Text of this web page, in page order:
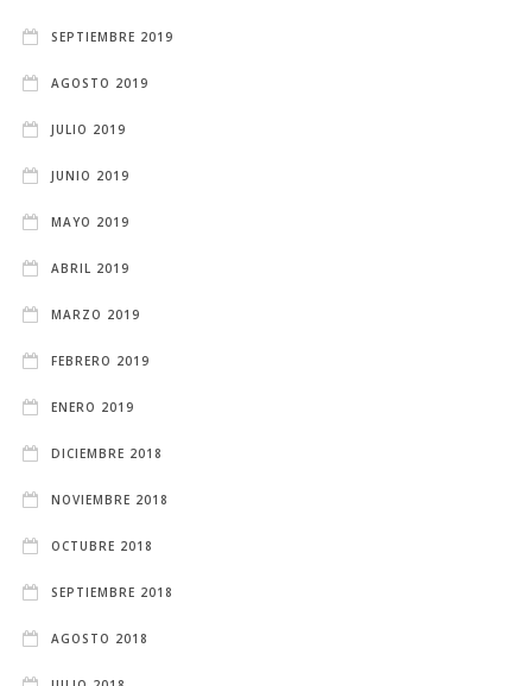
SEPTIEMBRE 2019
AGOSTO 2019
JULIO 2019
JUNIO 2019
MAYO 2019
ABRIL 2019
MARZO 2019
FEBRERO 2019
ENERO 2019
DICIEMBRE 2018
NOVIEMBRE 2018
OCTUBRE 2018
SEPTIEMBRE 2018
AGOSTO 2018